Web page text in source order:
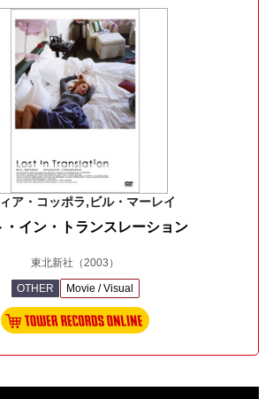
ア・コッポラ,ビル・マーレイ
・イン・トランスレーション
東北新社 （2003）
OTHER Movie / Visual